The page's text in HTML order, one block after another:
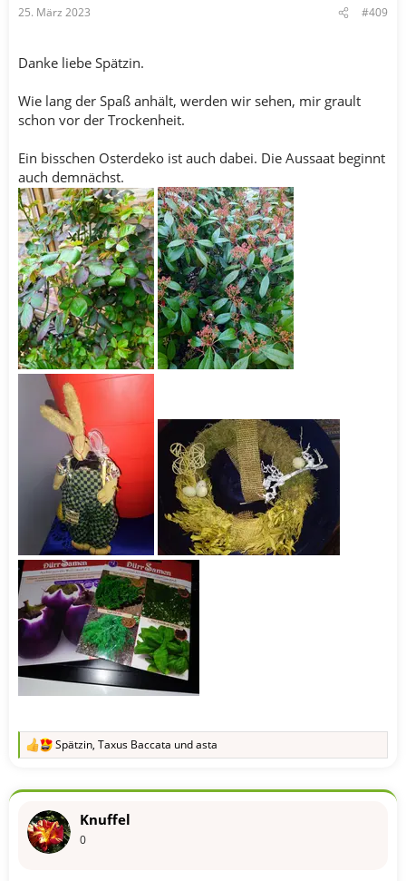
:
25. März 2023 #409
Danke liebe Spätzin.
Wie lang der Spaß anhält, werden wir sehen, mir grault
schon vor der Trockenheit.
Ein bisschen Osterdeko ist auch dabei. Die Aussaat beginnt
auch demnächst.
R
k
o
Spätzin, Taxus Baccata undasta
Knuffel
0